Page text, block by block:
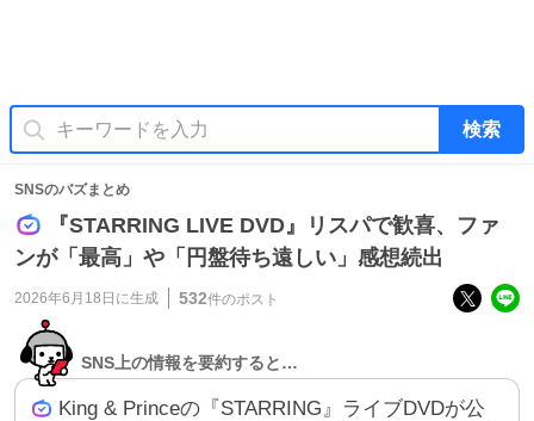
検索
SNSのバズまとめ
『STARRING LIVE DVD』リスパで歓喜、ファ
ンが「最高」や「円盤待ち遠しい」感想続出
2026年6月18日 に生成 532件のポスト
SNS上の情報を要約すると…
King & Princeの『STARRING』ライブDVDが公